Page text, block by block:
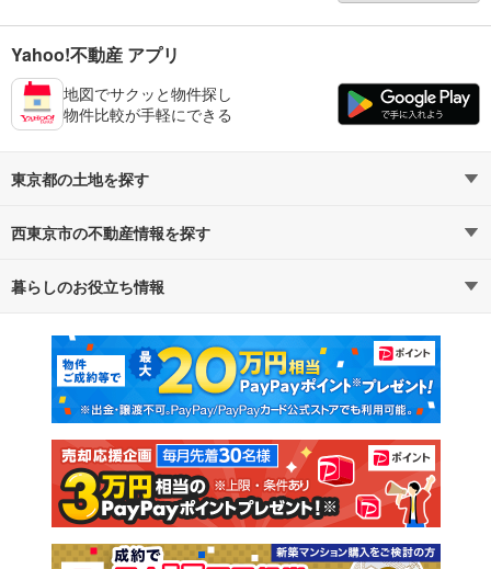
Yahoo!不動産 アプリ
地図でサクッと物件探し
物件比較が手軽にできる
東京都の土地を探す
路線・駅から探す
通勤・通学時間から探す
西東京市の不動産情報を探す
不動産・住宅
新築マンション 中古マンション
新築一戸建て 中古一戸建て
注文住宅 土地
売却査定
暮らしのお役立ち情報
マンションカタログ 教えて！住まいの先生